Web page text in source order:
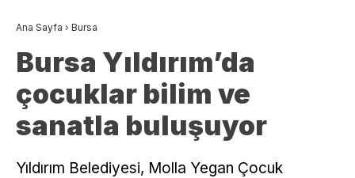
Ana Sayfa › Bursa
Bursa Yıldırım’da
çocuklar bilim ve
sanatla buluşuyor
Yıldırım Belediyesi, Molla Yegan Çocuk